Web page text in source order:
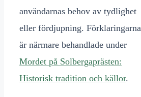
användarnas behov av tydlighet
eller fördjupning. Förklaringarna
är närmare behandlade under
Mordet på Solbergaprästen:
Historisk tradition och källor.